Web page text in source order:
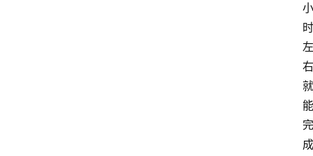
小
时
左
右
就
能
完
成